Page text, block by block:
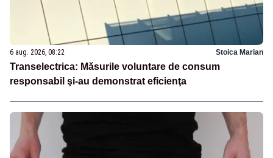
6 aug. 2026, 08:22 Stoica Marian
Transelectrica: Măsurile voluntare de consum
responsabil şi-au demonstrat eficienţa